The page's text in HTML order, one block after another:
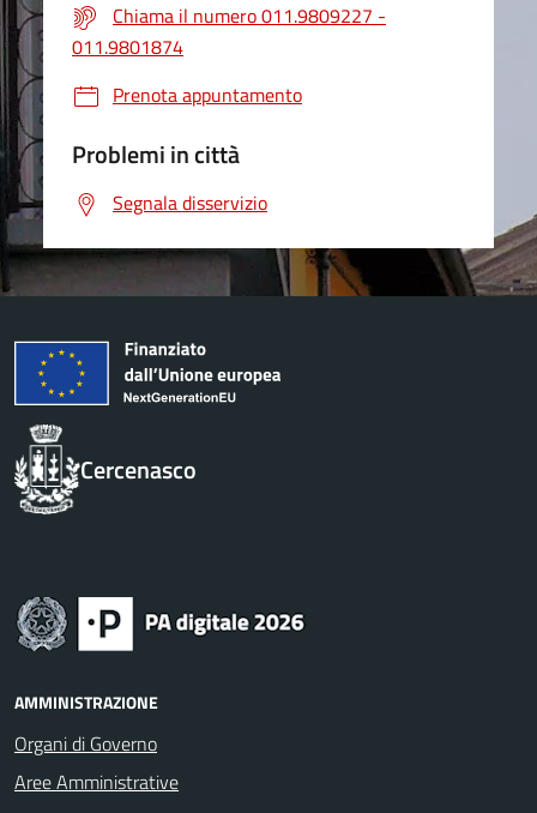
Chiama il numero 011.9809227 -
011.9801874
Prenota appuntamento
Problemi in città
Segnala disservizio
Cercenasco
AMMINISTRAZIONE
Organi di Governo
Aree Amministrative